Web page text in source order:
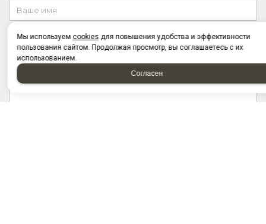
Мы используем cookies для повышения удобства и эффективности
пользования сайтом. Продолжая просмотр, вы соглашаетесь с их
использованием.
Согласен